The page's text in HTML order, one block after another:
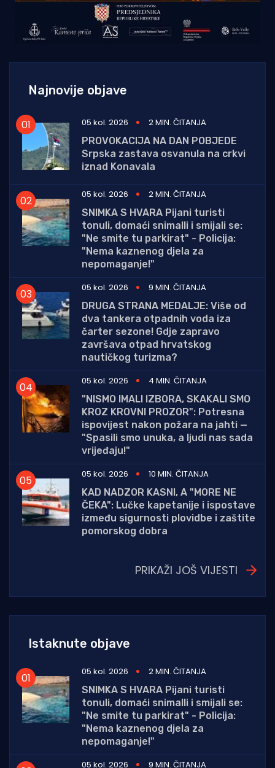
Najnovije objave
05 kol. 2026
2 MIN. ČITANJA
PROVOKACIJA NA DAN POBJEDE
Srpska zastava osvanula na crkvi
iznad Konavala
05 kol. 2026
2 MIN. ČITANJA
SNIMKA S HVARA Pijani turisti
tonuli, domaći snimalli i smijali se:
"Ne smite tu parkirat" - Policija:
"Nema kaznenog djela za
nepomaganje!"
05 kol. 2026
9 MIN. ČITANJA
DRUGA STRANA MEDALJE: Više od
dva tankera otpadnih voda iza
čarter sezone! Gdje zapravo
završava otpad hrvatskog
nautičkog turizma?
05 kol. 2026
4 MIN. ČITANJA
"NISMO IMALI IZBORA, SKAKALI SMO
KROZ KROVNI PROZOR": Potresna
ispovijest nakon požara na jahti —
"Spasili smo unuka, a ljudi nas sada
vrijeđaju!"
05 kol. 2026
10 MIN. ČITANJA
KAD NADZOR KASNI, A "MORE NE
ČEKA": Lučke kapetanije i ispostave
između sigurnosti plovidbe i zaštite
pomorskog dobra
PRIKAŽI JOŠ VIJESTI
Istaknute objave
05 kol. 2026
2 MIN. ČITANJA
SNIMKA S HVARA Pijani turisti
tonuli, domaći snimalli i smijali se:
"Ne smite tu parkirat" - Policija:
"Nema kaznenog djela za
nepomaganje!"
05 kol. 2026
9 MIN. ČITANJA